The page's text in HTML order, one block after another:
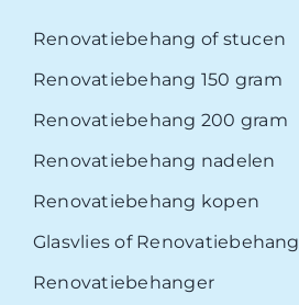
Renovatiebehang of stucen
Renovatiebehang 150 gram
Renovatiebehang 200 gram
Renovatiebehang nadelen
Renovatiebehang kopen
Glasvlies of Renovatiebehang
Renovatiebehanger